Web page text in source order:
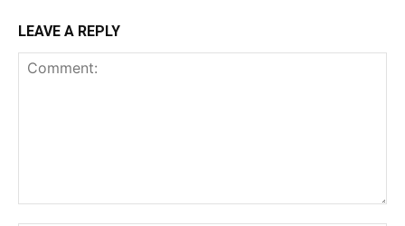
LEAVE A REPLY